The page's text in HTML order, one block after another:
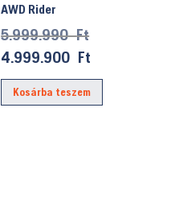
AWD Rider
5.999.990FtOriginal
price
was:
5.999.990
4.999.900 Ft
price
is:
Kosárba teszem